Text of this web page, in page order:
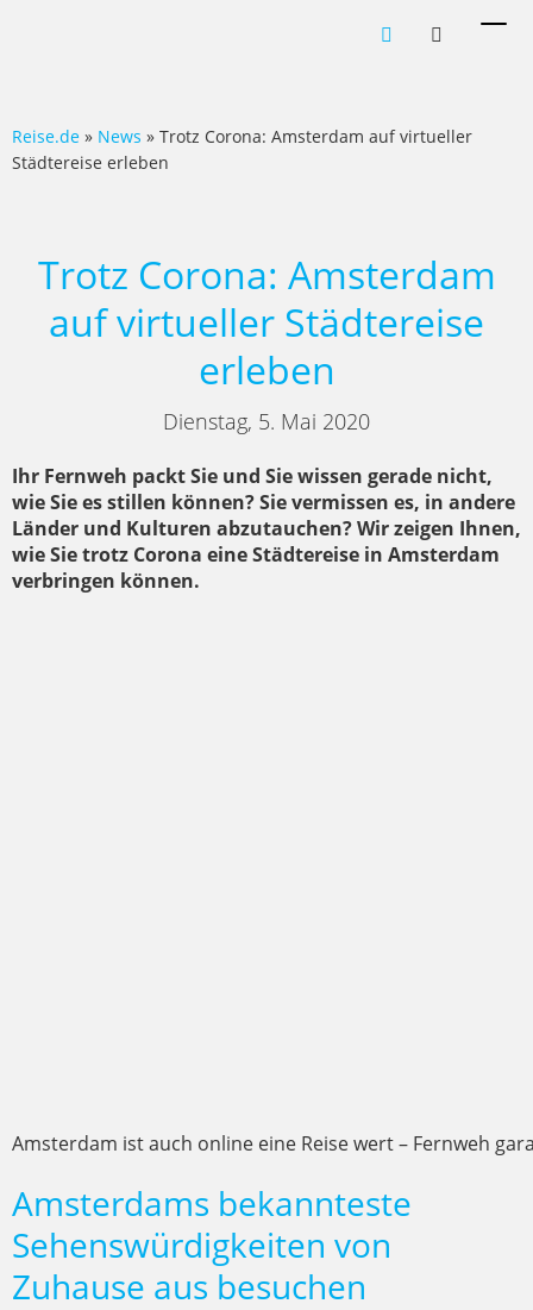
Reise.de » News » Trotz Corona: Amsterdam auf virtueller
Städtereise erleben
Trotz Corona: Amsterdam
auf virtueller Städtereise
erleben
Dienstag, 5. Mai 2020
Ihr Fernweh packt Sie und Sie wissen gerade nicht,
wie Sie es stillen können? Sie vermissen es, in andere
Länder und Kulturen abzutauchen? Wir zeigen Ihnen,
wie Sie trotz Corona eine Städtereise in Amsterdam
verbringen können.
Amsterdam ist auch online eine Reise wert – Fernweh
Amsterdams bekannteste
Sehenswürdigkeiten von
Zuhause aus besuchen